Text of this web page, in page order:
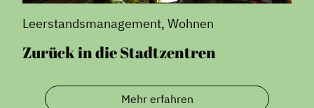
Leerstandsmanagement, Wohnen
Zurück in die Stadtzentren
Mehr erfahren